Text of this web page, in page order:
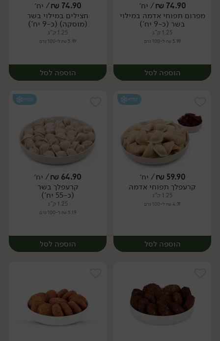
יח׳ יח׳
74.90
₪/ יח׳
מפרום תפוחי אדמה במילוי
בשר (כ-9 יח')
1.25 ק"ג
5.99 ₪ ל-100 גרם
הוספה לסל
יח׳
74.90
₪/ יח׳
חצילים במילוי בשר
(מוסקה) (כ-9 יח')
1.25 ק"ג
5.99 ₪ ל-100 גרם
הוספה לסל
יח׳
קפוא
59.90
₪/ יח׳
קרעפלך תפוחי אדמה
1.25 ק"ג
4.79 ₪ ל-100 גרם
הוספה לסל
קפוא
64.90
₪/ יח׳
קרעפלך בשר
(כ-55 יח')
1.25 ק"ג
5.19 ₪ ל-100 גרם
הוספה לסל